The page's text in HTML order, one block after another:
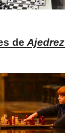
de Ajedrez